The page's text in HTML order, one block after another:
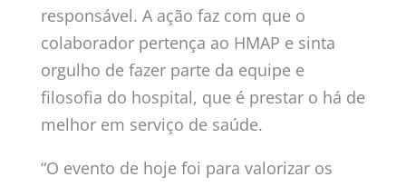
responsável. A ação faz com que o
colaborador pertença ao HMAP e sinta
orgulho de fazer parte da equipe e
filosofia do hospital, que é prestar o há de
melhor em serviço de saúde.
“O evento de hoje foi para valorizar os